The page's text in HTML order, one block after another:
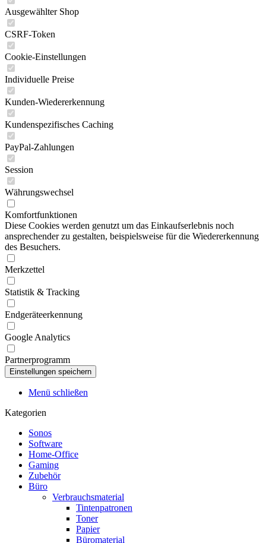
Ausgewählter Shop
CSRF-Token
Cookie-Einstellungen
Individuelle Preise
Kunden-Wiedererkennung
Kundenspezifisches Caching
PayPal-Zahlungen
Session
Währungswechsel
Komfortfunktionen
Diese Cookies werden genutzt um das Einkaufserlebnis noch
ansprechender zu gestalten, beispielsweise für die Wiedererkennung
des Besuchers.
Merkzettel
Statistik & Tracking
Endgeräteerkennung
Google Analytics
Partnerprogramm
Menü schließen
Kategorien
Sonos
Software
Home-Office
Gaming
Zubehör
Büro
Verbrauchsmaterial
Tintenpatronen
Toner
Papier
Büromaterial